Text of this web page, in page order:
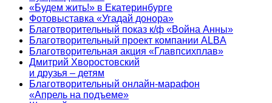
«Будем жить!» в Екатеринбурге
Фотовыставка «Угадай донора»
Благотворительный показ к/ф «Война Анны»
Благотворительный проект компании ALBA
Благотворительная акция «Главпсихплав»
Дмитрий Хворостовский
и друзья – детям
Благотворительный онлайн‑марафон
«Апрель на подъеме»